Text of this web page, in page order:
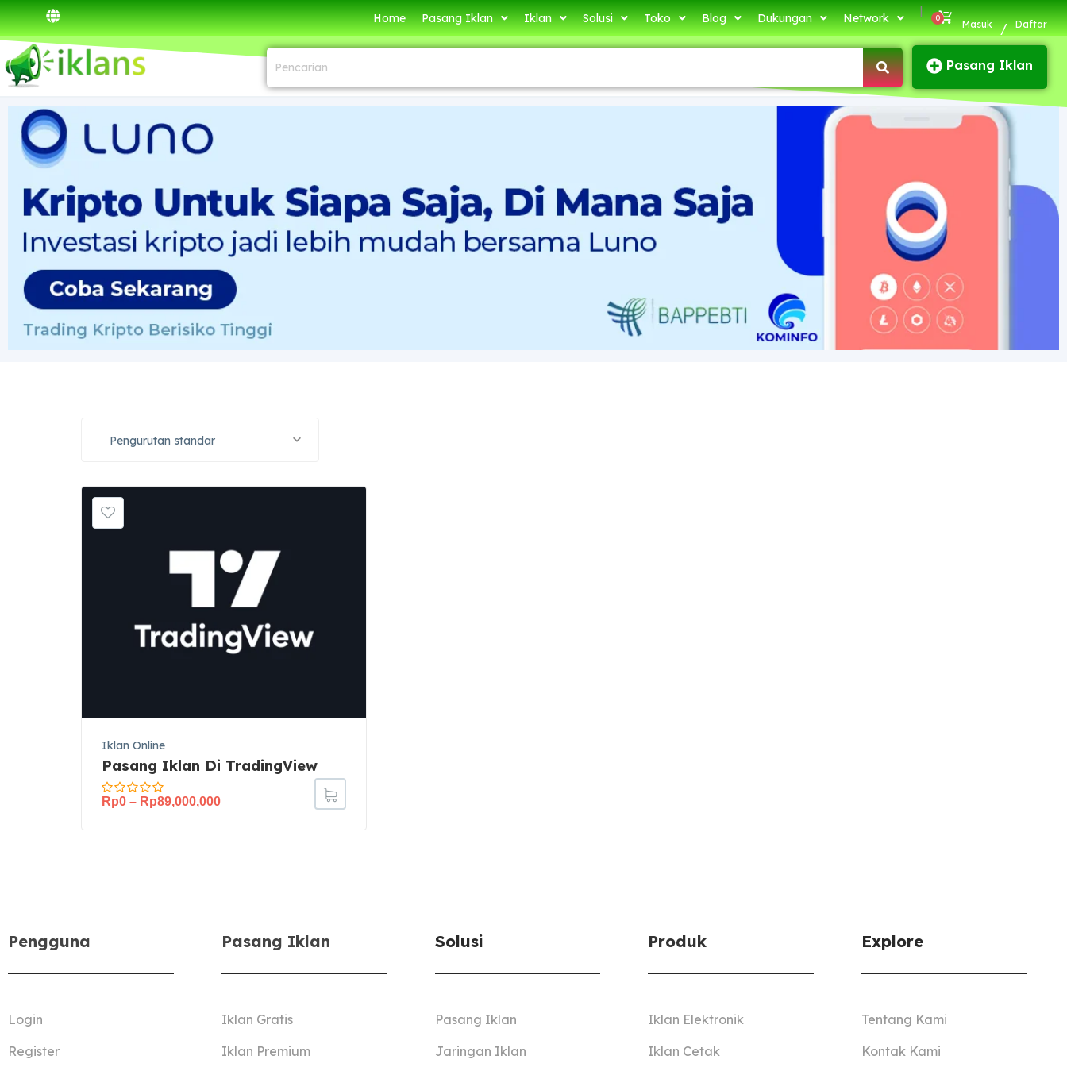
Home Pasang Iklan Iklan Solusi Toko Blog Dukungan Network
|
Masuk / Daftar
Pasang Iklan
Pengurutan standar
Iklan Online
Pasang Iklan Di TradingView
Rp0 – Rp89,000,000
Pengguna
Login
Register
Pasang Iklan
Iklan Gratis
Iklan Premium
Solusi
Pasang Iklan
Jaringan Iklan
Produk
Iklan Elektronik
Iklan Cetak
Explore
Tentang Kami
Kontak Kami